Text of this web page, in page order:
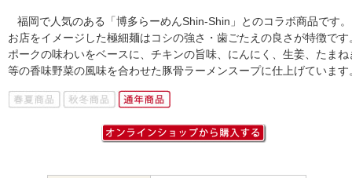
福岡で人気のある「博多らーめんShin-Shin」とのコラボ商品です。
お店をイメージした極細麺はコシの強さ・歯ごたえの良さが特徴です
ポークの味わいをベースに、チキンの旨味、にんにく、生姜、たまね
等の香味野菜の風味を合わせた豚骨ラーメンスープに仕上げています